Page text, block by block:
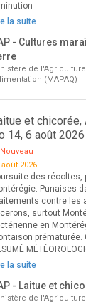
la suite
- Cultures
de
(MAPAQ)
et
14, 6 août 2026
Nouveau
août 2026
des
Punaises
contre les
surtout
en
la suite
- Laitue et
de